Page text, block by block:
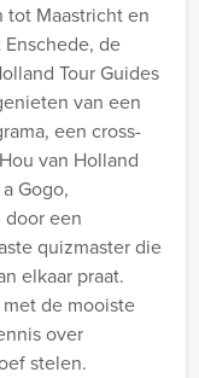
tot Maastricht en
de
Tour Guides
van een
een cross-
van Holland
Gogo,
een
quizmaster die
elkaar praat.
de mooiste
over
stelen.